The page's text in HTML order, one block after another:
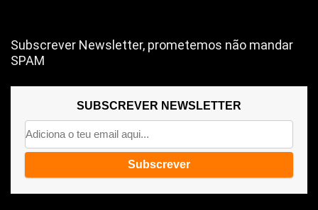
Subscrever Newsletter, prometemos não mandar
SPAM
SUBSCREVER NEWSLETTER